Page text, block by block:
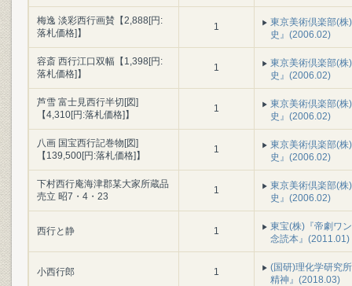
梅逸 淡彩西行画賛【2,888[円:
落札価格]】
1
東京美術倶楽部(株
史』(2006.02)
容斎 西行江口双幅【1,398[円:
落札価格]】
1
東京美術倶楽部(株
史』(2006.02)
芦雪 富士見西行半切[図]
【4,310[円:落札価格]】
1
東京美術倶楽部(株
史』(2006.02)
八画 国宝西行記巻物[図]
【139,500[円:落札価格]】
1
東京美術倶楽部(株
史』(2006.02)
下村西行庵海津郡某大家所蔵品
売立 昭7・4・23
1
東京美術倶楽部(株
史』(2006.02)
西行と静 1
東宝(株)『帝劇ワ
念読本』(2011.01)
小西行郎 1
(国研)理化学研究
精神』(2018.03)